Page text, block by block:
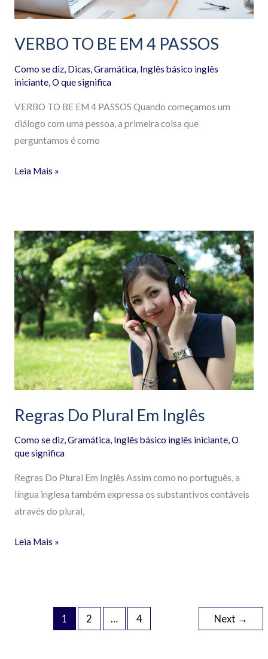
VERBO TO BE EM 4 PASSOS
Como se diz, Dicas,Gramática, Inglês básico inglês
iniciante,O que significa
VERBO TO BE EM 4 PASSOS Quando começamos um
diálogo com uma pessoa, a primeira coisa que
perguntamos é como
Leia Mais »
Regras Do Plural Em Inglês
Como se diz,Gramática, Inglês básico inglês iniciante,O
que significa
Regras Do Plural Em Inglês Assim como no português, a
língua inglesa também expressa os substantivos contáveis
através do plural,
Regras
Do
Plural
Em
Inglês
Leia Mais »
1 2 … 4 Next →